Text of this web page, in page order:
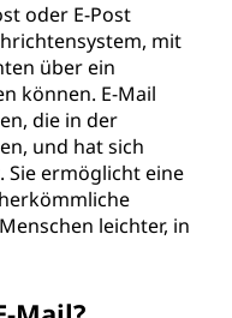
oder E-Post
mit
über ein
können. E-Mail
die in der
und hat sich
ermöglicht eine
leichter, in